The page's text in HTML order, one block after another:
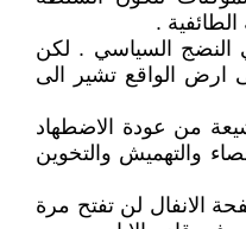
.
النضج السياسي . لكن
الواقع تشير الى
من عودة الاضطهاد
والتهميش والتخوين
الانفال لن تفتح مرة